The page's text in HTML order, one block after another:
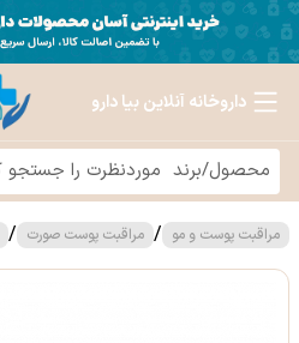
داروخانه آنلاین بیا دارو
مراقبت پوست و مو / مراقبت پوست صورت /